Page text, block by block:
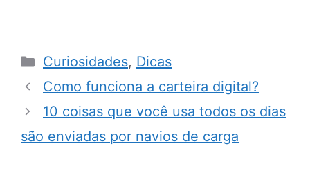
Categorias
Curiosidades, Dicas
Como funciona a carteira digital?
10 coisas que você usa todos os dias
são enviadas por navios de carga